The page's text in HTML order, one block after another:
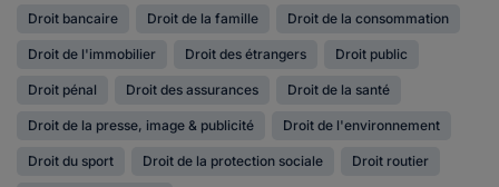
Droit bancaire Droit de la famille Droit de la consommation
Droit de l'immobilier Droit des étrangers Droit public
Droit pénal Droit des assurances Droit de la santé
Droit de la presse, image & publicité Droit de l'environnement
Droit du sport Droit de la protection sociale Droit routier